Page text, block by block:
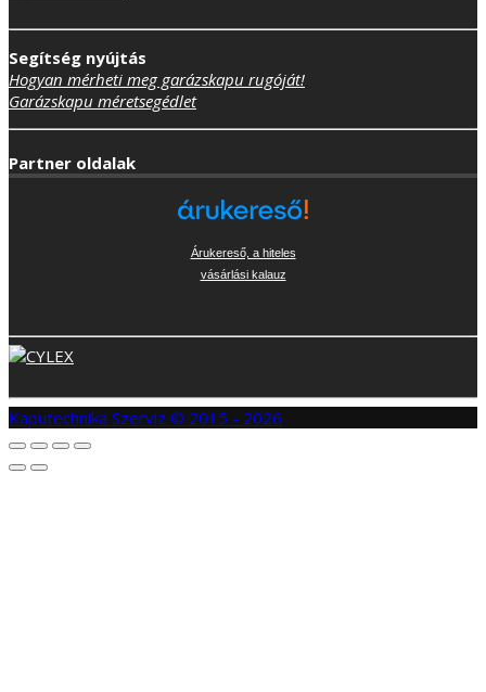
Segítség nyújtás
Hogyan mérheti meg garázskapu rugóját!
Garázskapu méretsegédlet
Partner oldalak
Árukereső, a hiteles
vásárlási kalauz
Kaputechnika Szerviz © 2015 - 2026